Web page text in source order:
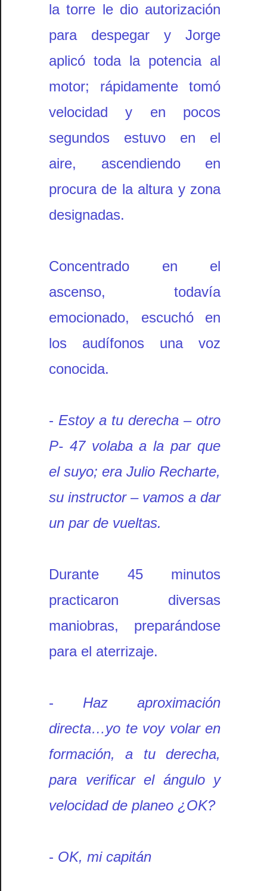
la torre le dio autorización
para despegar y Jorge
aplicó toda la potencia al
motor; rápidamente tomó
velocidad y en pocos
segundos estuvo en el
aire, ascendiendo en
procura de la altura y zona
designadas.
Concentrado en el
ascenso, todavía
emocionado, escuchó en
los audífonos una voz
conocida.
- Estoy a tu derecha – otro
P- 47 volaba a la par que
el suyo; era Julio Recharte,
su instructor – vamos a dar
un par de vueltas.
Durante 45 minutos
practicaron diversas
maniobras, preparándose
para el aterrizaje.
- Haz aproximación
directa…yo te voy volar en
formación, a tu derecha,
para verificar el ángulo y
velocidad de planeo ¿OK?
- OK, mi capitán